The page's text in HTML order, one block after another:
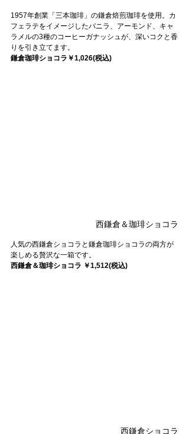
1957年創業「三本珈琲」の鎌倉焙煎珈琲を使用。カ
フェラテをイメージしたバニラ、アーモンド、キャ
ラメルの3種のコーヒーガナッシュが、深いコクと香
りを引き立てます。
鎌倉珈琲ショコラ￥1,026(税込)
西鎌倉＆珈琲ショコラ
人気の西鎌倉ショコラと鎌倉珈琲ショコラの両方が
楽しめる贅沢な一箱です。
西鎌倉＆珈琲ショコラ ￥1,512(税込)
西鎌倉ショコラ